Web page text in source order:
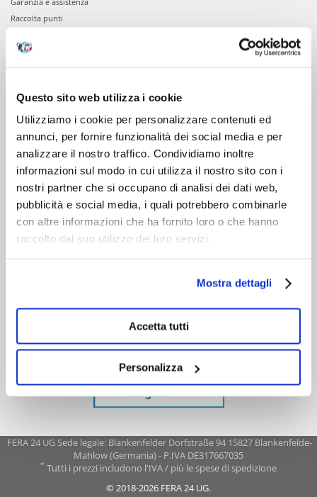
Questo sito web utilizza i cookie
Utilizziamo i cookie per personalizzare contenuti ed
annunci, per fornire funzionalità dei social media e per
analizzare il nostro traffico. Condividiamo inoltre
informazioni sul modo in cui utilizza il nostro sito con i
nostri partner che si occupano di analisi dei dati web,
pubblicità e social media, i quali potrebbero combinarle
con altre informazioni che ha fornito loro o che hanno
raccolto dal suo utilizzo dei loro servizi.
Mostra dettagli
Accetta tutti
Personalizza
Raccolta punti
VIENI A CONOSCERCI
Servizio clienti
FERA 24 UG Sede legale: Blankenfelder Dorfstraße 94 15827 Blankenfelde-
Mahlow (Germania) - P.IVA DE317667035
* Tutti i prezzi includono l'IVA / più le spese di spedizione
© 2018-2026 FERA 24 UG.